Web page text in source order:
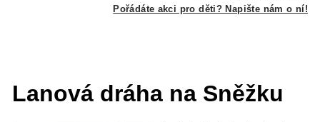
Pořádáte akci pro děti? Napište nám o ní!
Lanová dráha na Sněžku